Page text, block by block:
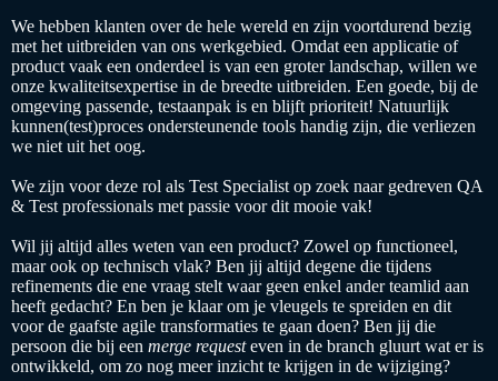
We hebben klanten over de hele wereld en zijn voortdurend bezig
met het uitbreiden van ons werkgebied. Omdat een applicatie of
product vaak een onderdeel is van een groter landschap, willen we
onze kwaliteitsexpertise in de breedte uitbreiden. Een goede, bij de
omgeving passende, testaanpak is en blijft prioriteit! Natuurlijk
kunnen(test)proces ondersteunende tools handig zijn, die verliezen
we niet uit het oog.
We zijn voor deze rol als Test Specialist op zoek naar gedreven QA
& Test professionals met passie voor dit mooie vak!
Wil jij altijd alles weten van een product? Zowel op functioneel,
maar ook op technisch vlak? Ben jij altijd degene die tijdens
refinements die ene vraag stelt waar geen enkel ander teamlid aan
heeft gedacht? En ben je klaar om je vleugels te spreiden en dit
voor de gaafste agile transformaties te gaan doen? Ben jij die
persoon die bij een merge requesteven in de branch gluurt wat er is
ontwikkeld, om zo nog meer inzicht te krijgen in de wijziging?